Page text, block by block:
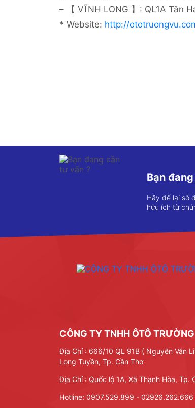
– 【 VĨNH LONG 】: QL1A Tân
* Website: http://
Bạn
Hãy để lại số
hữu ích từ
CÔNG TY TNHH ÔTÔ
Địa Chỉ : 666/10 QL 91B ( Nguyễn Văn
Long Tuyền, Tp. Cần Thơ
Địa Chỉ : Quốc lộ 1A, Xã Thạnh Hòa, Tp.
Hotline: 0907.529.899 - 02926.262.666